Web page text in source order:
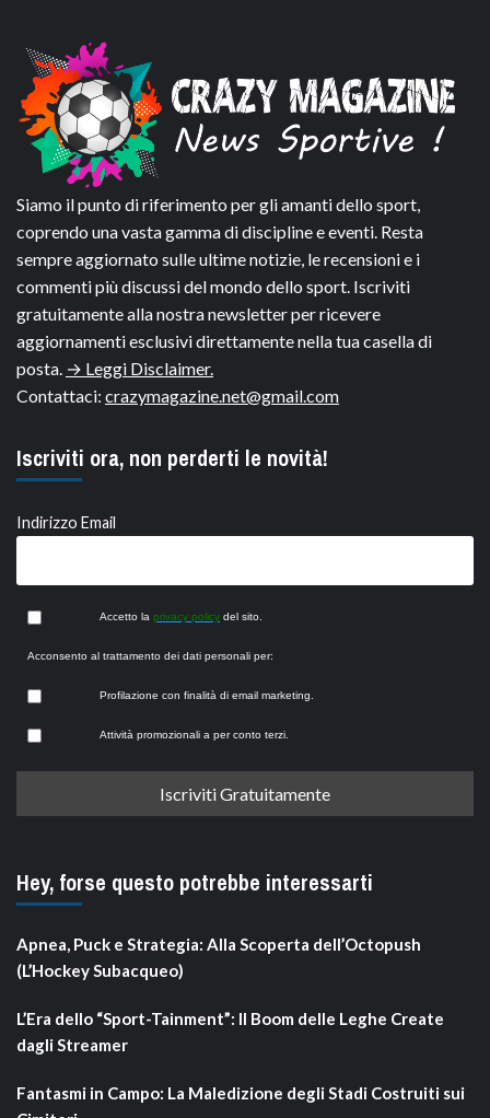
Siamo il punto di riferimento per gli amanti dello sport,
coprendo una vasta gamma di discipline e eventi. Resta
sempre aggiornato sulle ultime notizie, le recensioni e i
commenti più discussi del mondo dello sport. Iscriviti
gratuitamente alla nostra newsletter per ricevere
aggiornamenti esclusivi direttamente nella tua casella di
posta. → Leggi Disclaimer.
Contattaci: crazymagazine.net@gmail.com
Iscriviti ora, non perderti le novità!
Indirizzo Email
Accetto la privacy policy del sito.
Acconsento al trattamento dei dati personali per:
Profilazione con finalità di email marketing.
Attività promozionali a per conto terzi.
Hey, forse questo potrebbe interessarti
Apnea, Puck e Strategia: Alla Scoperta dell’Octopush
(L’Hockey Subacqueo)
L’Era dello “Sport-Tainment”: Il Boom delle Leghe Create
dagli Streamer
Fantasmi in Campo: La Maledizione degli Stadi Costruiti sui